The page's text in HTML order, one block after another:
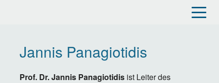
Jannis Panagiotidis
Prof. Dr. Jannis Panagiotidis ist Leiter des